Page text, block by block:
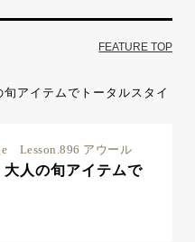
FEATURE TOP
Lesson.896 アウール
人の旬アイテムで